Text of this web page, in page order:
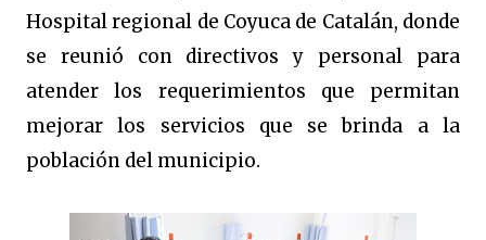
Hospital regional de Coyuca de Catalán, donde
se reunió con directivos y personal para
atender los requerimientos que permitan
mejorar los servicios que se brinda a la
población del municipio.